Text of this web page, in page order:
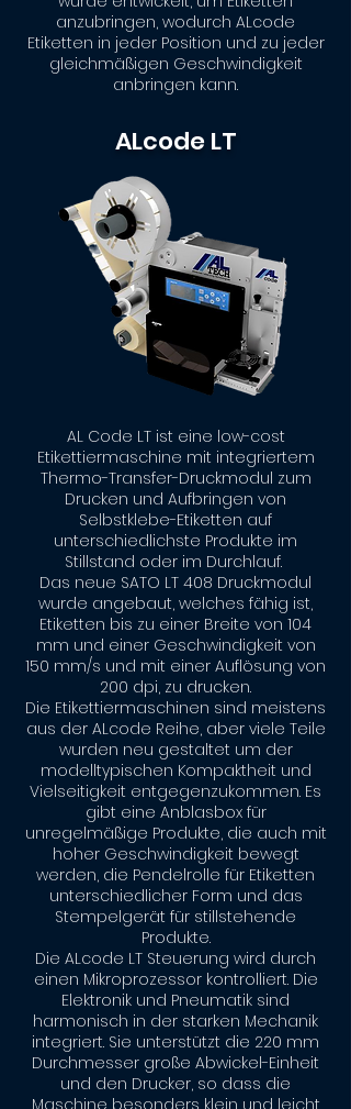
anzubringen, wodurch ALcode
Etiketten in jeder Position und zu jeder
gleichmäßigen Geschwindigkeit
anbringen kann.
ALcode LT
AL Code LT ist eine low-cost
Etikettiermaschine mit integriertem
Thermo-Transfer-Druckmodul zum
Drucken und Aufbringen von
Selbstklebe-Etiketten auf
unterschiedlichste Produkte im
Stillstand oder im Durchlauf.
Das neue SATO LT 408 Druckmodul
wurde angebaut, welches fähig ist,
Etiketten bis zu einer Breite von 104
mm und einer Geschwindigkeit von
150 mm/s und mit einer Auflösung von
200 dpi, zu drucken.
Die Etikettiermaschinen sind meistens
aus der ALcode Reihe, aber viele Teile
wurden neu gestaltet um der
modelltypischen Kompaktheit und
Vielseitigkeit entgegenzukommen. Es
gibt eine Anblasbox für
unregelmäßige Produkte, die auch mit
hoher Geschwindigkeit bewegt
werden, die Pendelrolle für Etiketten
unterschiedlicher Form und das
Stempelgerät für stillstehende
Produkte.
Die ALcode LT Steuerung wird durch
einen Mikroprozessor kontrolliert. Die
Elektronik und Pneumatik sind
harmonisch in der starken Mechanik
integriert. Sie unterstützt die 220 mm
Durchmesser große Abwickel-Einheit
und den Drucker, so dass die
Maschine besonders klein und leicht